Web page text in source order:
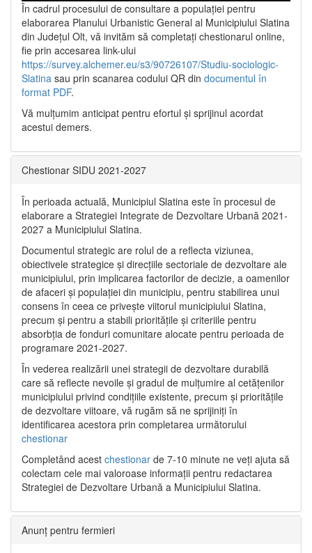
În cadrul procesului de consultare a populaţiei pentru
elaborarea Planului Urbanistic General al Municipiului Slatina
din Județul Olt, vă invităm să completați chestionarul online,
fie prin accesarea link-ului
https://survey.alchemer.eu/s3/90726107/Studiu-sociologic-
Slatina sau prin scanarea codului QR din documentul în
format PDF.
Vă mulţumim anticipat pentru efortul şi sprijinul acordat
acestui demers.
Chestionar SIDU 2021-2027
În perioada actuală, Municipiul Slatina este în procesul de
elaborare a Strategiei Integrate de Dezvoltare Urbană 2021‐
2027 a Municipiului Slatina.
Documentul strategic are rolul de a reflecta viziunea,
obiectivele strategice și direcțiile sectoriale de dezvoltare ale
municipiului, prin implicarea factorilor de decizie, a oamenilor
de afaceri și populației din municipiu, pentru stabilirea unui
consens în ceea ce privește viitorul municipiului Slatina,
precum și pentru a stabili prioritățile și criteriile pentru
absorbția de fonduri comunitare alocate pentru perioada de
programare 2021-2027.
În vederea realizării unei strategii de dezvoltare durabilă
care să reflecte nevoile și gradul de mulțumire al cetățenilor
municipiului privind condițiile existente, precum și prioritățile
de dezvoltare viitoare, vă rugăm să ne sprijiniți în
identificarea acestora prin completarea următorului
chestionar
Completând acest chestionar de 7-10 minute ne veți ajuta să
colectam cele mai valoroase informații pentru redactarea
Strategiei de Dezvoltare Urbană a Municipiului Slatina.
Anunț pentru fermieri